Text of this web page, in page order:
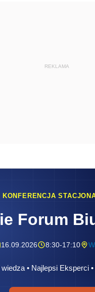
REKLAMA
KONFERENCJA
Forum
16.09.2026 8:30-17:10
• Najlepsi Eksperci